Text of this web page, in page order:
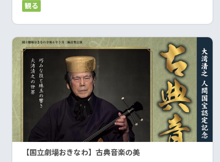
観る
【国立劇場おきなわ】古典音楽の美